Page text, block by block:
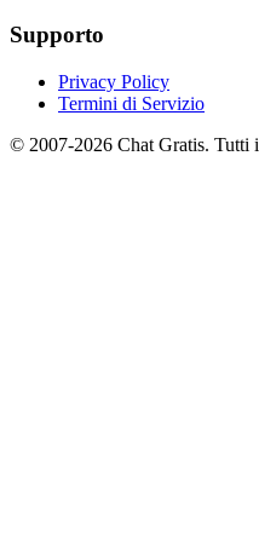
Supporto
Privacy Policy
Termini di Servizio
© 2007-2026 Chat Gratis. Tutti